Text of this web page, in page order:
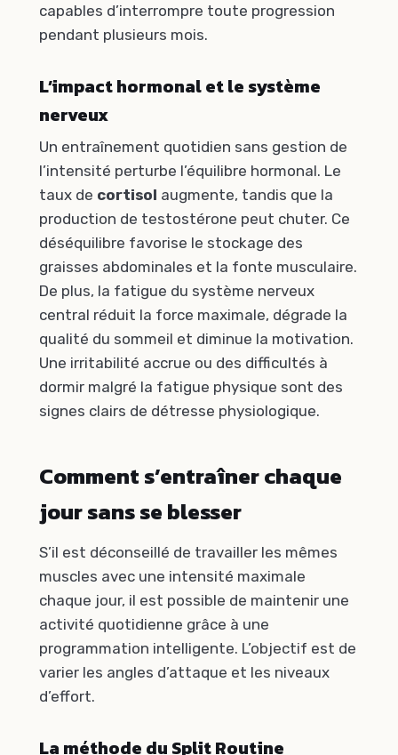
capables d’interrompre toute progression
pendant plusieurs mois.
L’impact hormonal et le système
nerveux
Un entraînement quotidien sans gestion de
l’intensité perturbe l’équilibre hormonal. Le
taux de cortisol augmente, tandis que la
production de testostérone peut chuter. Ce
déséquilibre favorise le stockage des
graisses abdominales et la fonte musculaire.
De plus, la fatigue du système nerveux
central réduit la force maximale, dégrade la
qualité du sommeil et diminue la motivation.
Une irritabilité accrue ou des difficultés à
dormir malgré la fatigue physique sont des
signes clairs de détresse physiologique.
Comment s’entraîner chaque
jour sans se blesser
S’il est déconseillé de travailler les mêmes
muscles avec une intensité maximale
chaque jour, il est possible de maintenir une
activité quotidienne grâce à une
programmation intelligente. L’objectif est de
varier les angles d’attaque et les niveaux
d’effort.
La méthode du Split Routine